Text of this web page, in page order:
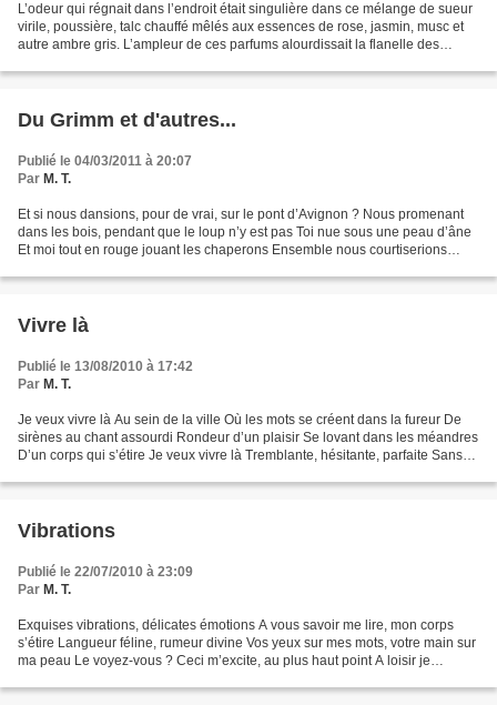
L’odeur qui régnait dans l’endroit était singulière dans ce mélange de sueur
virile, poussière, talc chauffé mêlés aux essences de rose, jasmin, musc et
autre ambre gris. L’ampleur de ces parfums alourdissait la flanelle des
Du Grimm et d'autres...
Publié le 04/03/2011 à 20:07
Par M. T.
Et si nous dansions, pour de vrai, sur le pont d’Avignon ? Nous promenant
dans les bois, pendant que le loup n’y est pas Toi nue sous une peau d’âne
Et moi tout en rouge jouant les chaperons Ensemble nous courtiserions
Vivre là
Publié le 13/08/2010 à 17:42
Par M. T.
Je veux vivre là Au sein de la ville Où les mots se créent dans la fureur De
sirènes au chant assourdi Rondeur d’un plaisir Se lovant dans les méandres
D’un corps qui s’étire Je veux vivre là Tremblante, hésitante, parfaite Sans
Vibrations
Publié le 22/07/2010 à 23:09
Par M. T.
Exquises vibrations, délicates émotions A vous savoir me lire, mon corps
s’étire Langueur féline, rumeur divine Vos yeux sur mes mots, votre main sur
ma peau Le voyez-vous ? Ceci m’excite, au plus haut point A loisir je